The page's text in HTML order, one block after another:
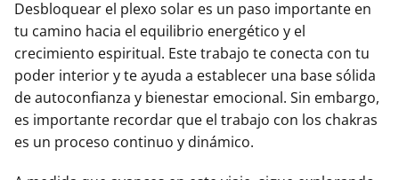
Desbloquear el plexo solar es un paso importante en
tu camino hacia el equilibrio energético y el
crecimiento espiritual. Este trabajo te conecta con tu
poder interior y te ayuda a establecer una base sólida
de autoconfianza y bienestar emocional. Sin embargo,
es importante recordar que el trabajo con los chakras
es un proceso continuo y dinámico.